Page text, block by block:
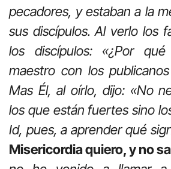
pecadores, y estaban a la
sus discípulos. Al verlo los
los discípulos: «¿Por
maestro con los
Mas Él, al oírlo, dijo: «No
los que están fuertes sino
Id, pues, a aprender qué
Misericordia quiero, y no